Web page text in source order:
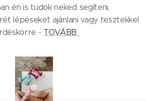
én is tudok neked segíteni,
lépéseket ajánlani vagy tesztekkel
- TOVÁBB